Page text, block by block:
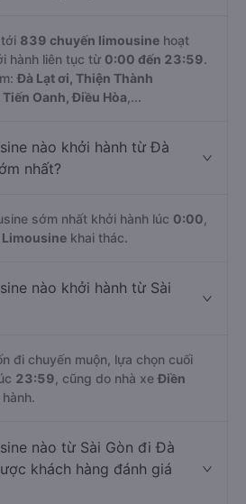
839 chuyến limousine hoạt
hành liên tục từ 0:00 đến 23:59.
Đà Lạt ơi, Thiện Thành
Oanh, Điều Hòa ,...
nào khởi hành từ Đà
nhất?
sớm nhất khởi hành lúc 0:00
khai thác.
nào khởi hành từ Sài
đi chuyến muộn, lựa chọn cuối
23:59 , cũng do nhà xeĐiền
nào từ Sài Gòn đi Đà
khách hàng đánh giá